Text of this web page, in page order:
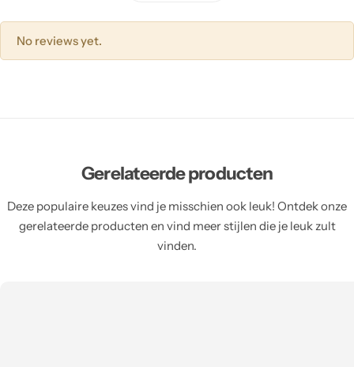
No reviews yet.
Gerelateerde producten
Deze populaire keuzes vind je misschien ook leuk! Ontdek onze
gerelateerde producten en vind meer stijlen die je leuk zult
vinden.